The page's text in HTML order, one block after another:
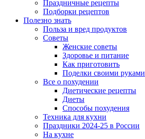
Праздничные рецепты
Подборки рецептов
Полезно знать
Польза и вред продуктов
Советы
Женские советы
Здоровье и питание
Как приготовить
Поделки своими руками
Все о похудении
Диетические рецепты
Диеты
Способы похудения
Техника для кухни
Праздники 2024-25 в России
На кухне